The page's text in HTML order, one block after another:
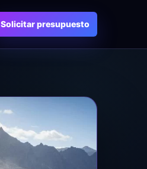
Solicitar presupuesto